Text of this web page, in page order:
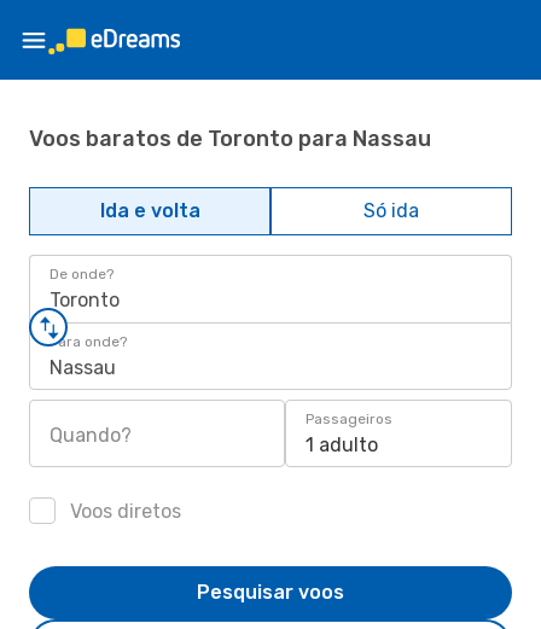
Voos baratos de Toronto para Nassau
Ida e volta Só ida
De onde?
Toronto
Para onde?
Nassau
Quando?
Passageiros
1 adulto
Voos diretos
Pesquisar voos